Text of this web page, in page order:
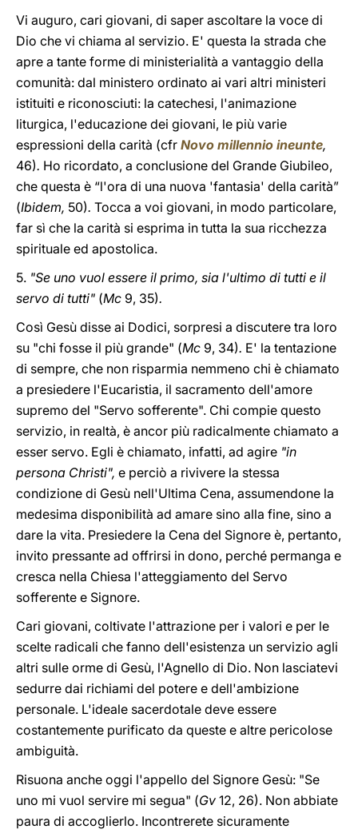
Vi auguro, cari giovani, di saper ascoltare la voce di
Dio che vi chiama al servizio. E' questa la strada che
apre a tante forme di ministerialità a vantaggio della
comunità: dal ministero ordinato ai vari altri ministeri
istituiti e riconosciuti: la catechesi, l'animazione
liturgica, l'educazione dei giovani, le più varie
espressioni della carità (cfr Novo millennio ineunte,
46). Ho ricordato, a conclusione del Grande Giubileo,
che questa è “l'ora di una nuova 'fantasia' della carità”
(Ibidem, 50). Tocca a voi giovani, in modo particolare,
far sì che la carità si esprima in tutta la sua ricchezza
spirituale ed apostolica.
5. "Se uno vuol essere il primo, sia l'ultimo di tutti e il
servo di tutti" (Mc 9, 35).
Così Gesù disse ai Dodici, sorpresi a discutere tra loro
su "chi fosse il più grande" (Mc 9, 34). E' la tentazione
di sempre, che non risparmia nemmeno chi è chiamato
a presiedere l'Eucaristia, il sacramento dell'amore
supremo del "Servo sofferente". Chi compie questo
servizio, in realtà, è ancor più radicalmente chiamato a
esser servo. Egli è chiamato, infatti, ad agire "in
persona Christi", e perciò a rivivere la stessa
condizione di Gesù nell'Ultima Cena, assumendone la
medesima disponibilità ad amare sino alla fine, sino a
dare la vita. Presiedere la Cena del Signore è, pertanto,
invito pressante ad offrirsi in dono, perché permanga e
cresca nella Chiesa l'atteggiamento del Servo
sofferente e Signore.
Cari giovani, coltivate l'attrazione per i valori e per le
scelte radicali che fanno dell'esistenza un servizio agli
altri sulle orme di Gesù, l'Agnello di Dio. Non lasciatevi
sedurre dai richiami del potere e dell'ambizione
personale. L'ideale sacerdotale deve essere
costantemente purificato da queste e altre pericolose
ambiguità.
Risuona anche oggi l'appello del Signore Gesù: "Se
uno mi vuol servire mi segua" (Gv 12, 26). Non abbiate
paura di accoglierlo. Incontrerete sicuramente